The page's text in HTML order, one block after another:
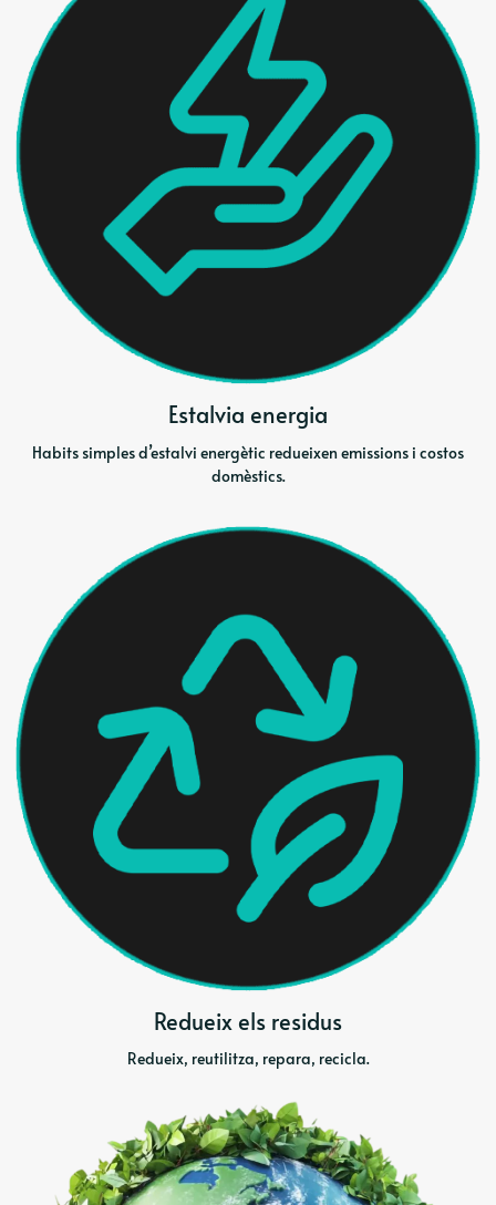
Estalvia energia
Habits simples d’estalvi energètic redueixen emissions i costos
domèstics.
Redueix els residus
Redueix, reutilitza, repara, recicla.